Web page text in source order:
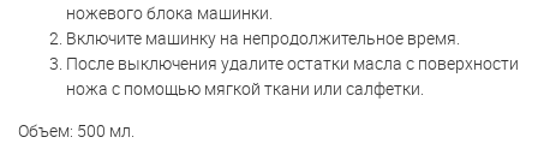
ножевого блока машинки.
Включите машинку на непродолжительное время.
После выключения удалите остатки масла с поверхности
ножа с помощью мягкой ткани или салфетки.
Объем: 500 мл.